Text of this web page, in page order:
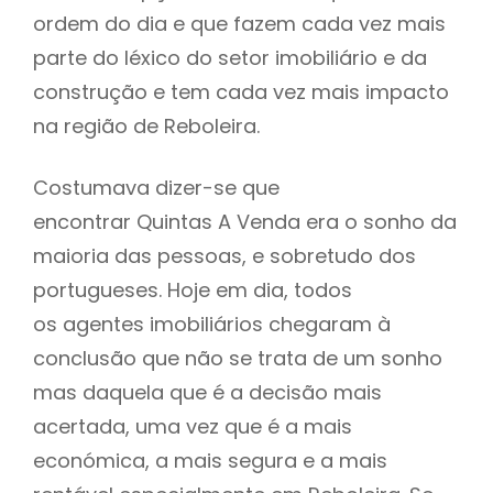
ordem do dia e que fazem cada vez mais
parte do léxico do setor imobiliário e da
construção e tem cada vez mais impacto
na região de Reboleira.
Costumava dizer-se que
encontrar Quintas A Venda era o sonho da
maioria das pessoas, e sobretudo dos
portugueses. Hoje em dia, todos
os agentes imobiliários chegaram à
conclusão que não se trata de um sonho
mas daquela que é a decisão mais
acertada, uma vez que é a mais
económica, a mais segura e a mais